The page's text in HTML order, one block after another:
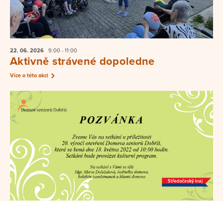
22. 06. 2026 9:00 - 11:00
Aktivně strávené dopoledne
Více o této akci